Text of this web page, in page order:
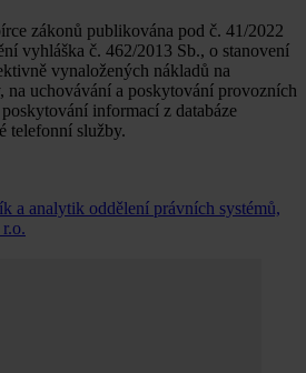
zákonů publikována pod č. 41/2022
vyhláška č. 462/2013 Sb., o stanovení
vynaložených nákladů na
na uchovávání a poskytování provozních
informací z databáze
telefonní služby.
a analytik oddělení právních systémů,